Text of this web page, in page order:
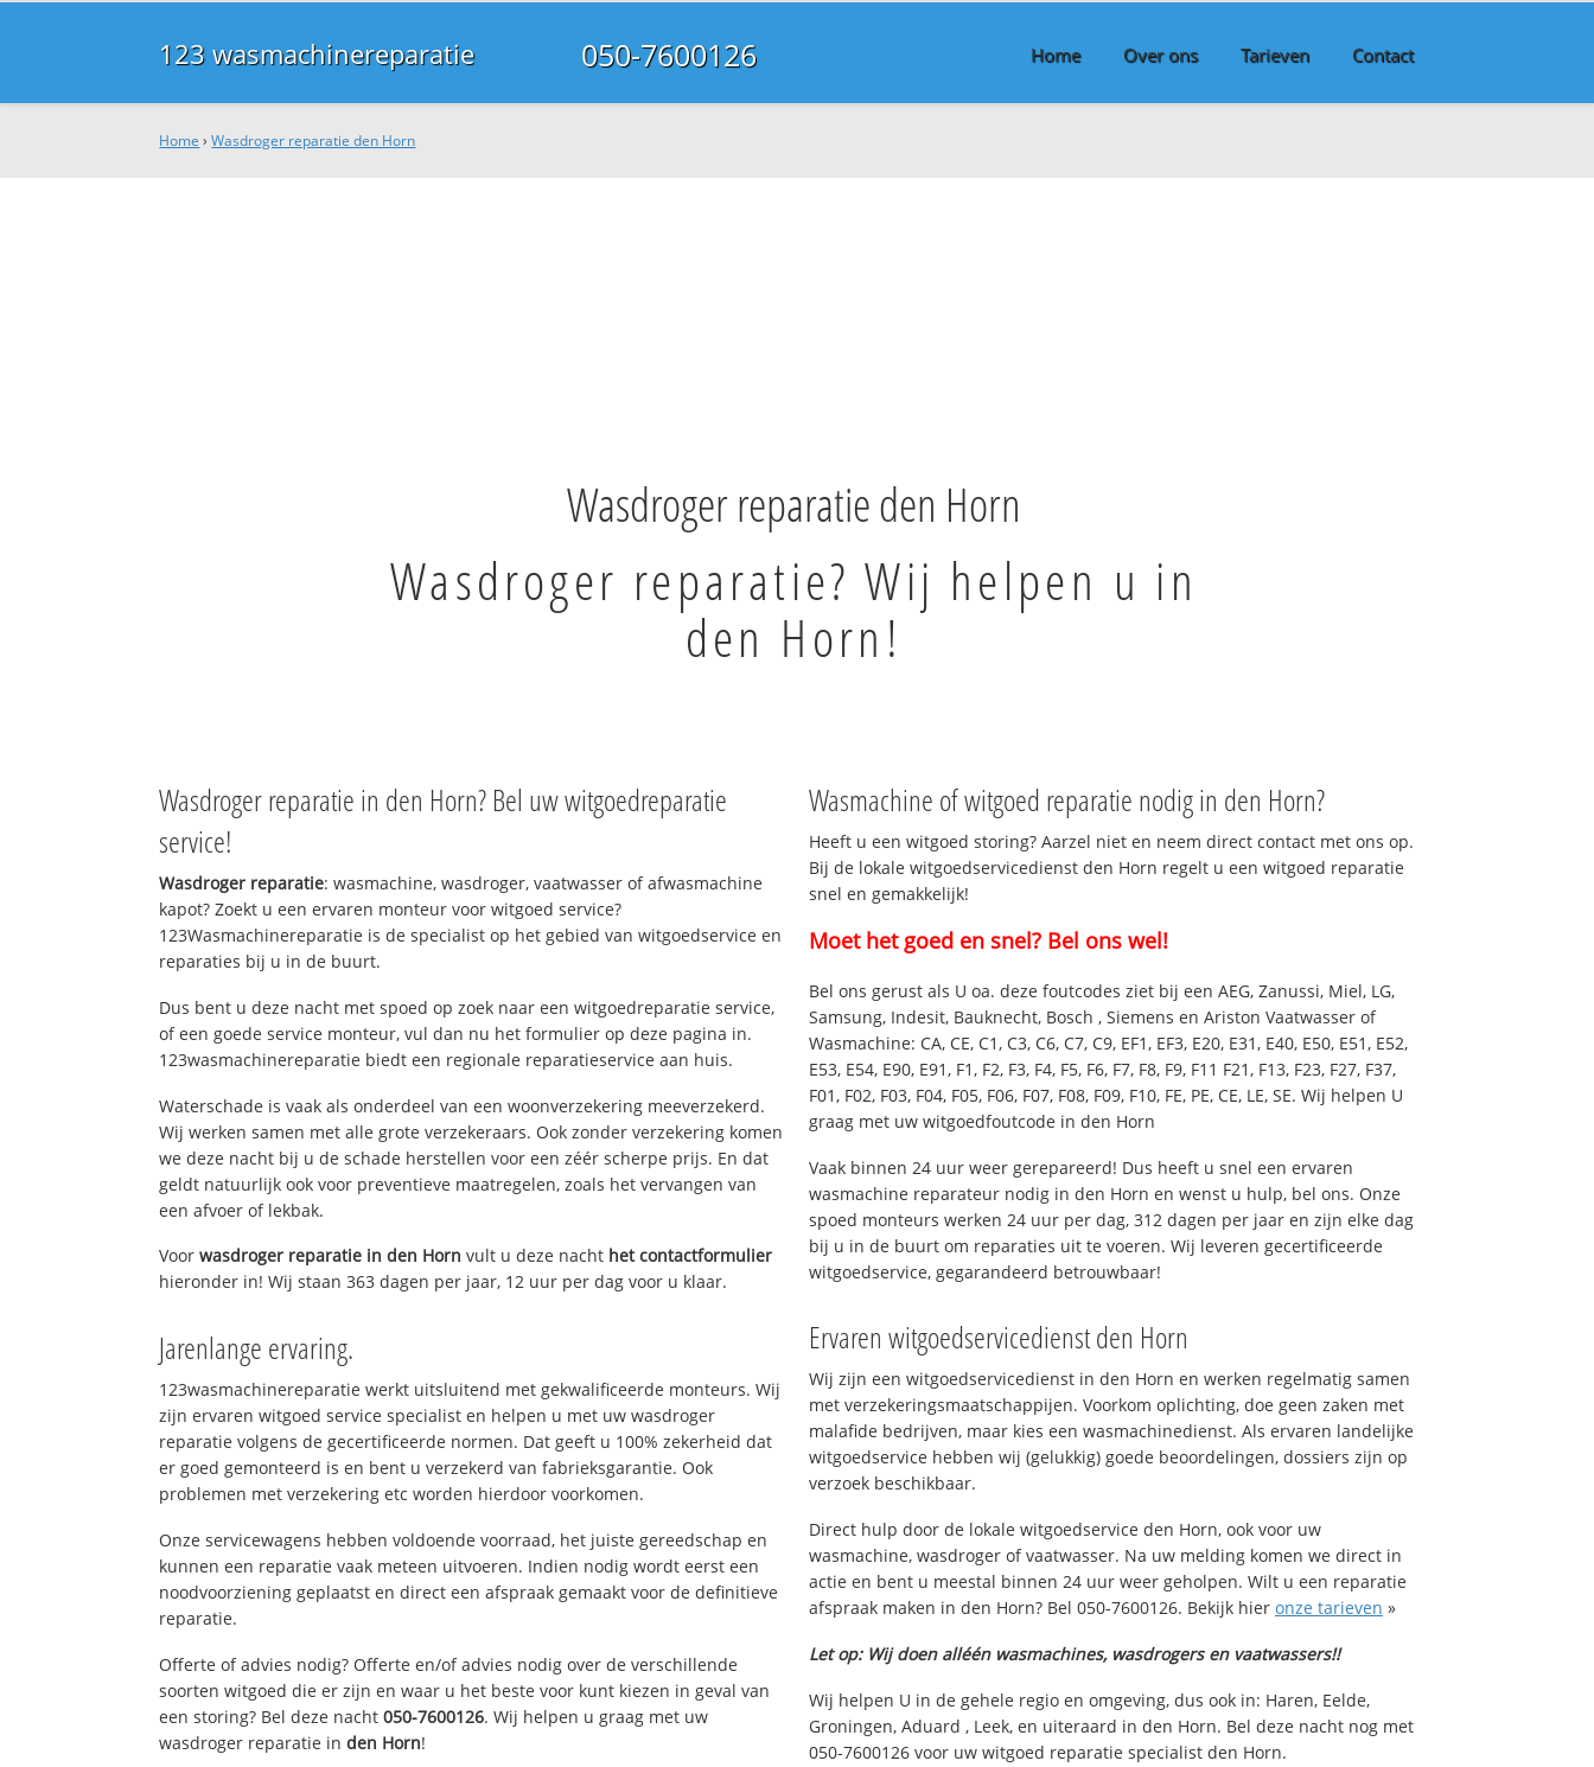
123 wasmachinereparatie 050-7600126 Home Over ons Tarieven Contact
Home ›Wasdroger reparatie den Horn
Wasdroger reparatie den Horn
Wasdroger reparatie? Wij helpen u in
den Horn!
Wasdroger reparatie in den Horn? Bel uw witgoedreparatie
service!
Wasdroger reparatie: wasmachine, wasdroger, vaatwasser of afwasmachine
kapot? Zoekt u een ervaren monteur voor witgoed service?
123Wasmachinereparatie is de specialist op het gebied van witgoedservice en
reparaties bij u in de buurt.
Dus bent u deze nacht met spoed op zoek naar een witgoedreparatie service,
of een goede service monteur, vul dan nu het formulier op deze pagina in.
123wasmachinereparatie biedt een regionale reparatieservice aan huis.
Waterschade is vaak als onderdeel van een woonverzekering meeverzekerd.
Wij werken samen met alle grote verzekeraars. Ook zonder verzekering komen
we deze nacht bij u de schade herstellen voor een zéér scherpe prijs. En dat
geldt natuurlijk ook voor preventieve maatregelen, zoals het vervangen van
een afvoer of lekbak.
Voorwasdroger reparatie in den Horn vult u deze nacht het contactformulier
hieronder in! Wij staan 363 dagen per jaar, 12 uur per dag voor u klaar.
Jarenlange ervaring.
123wasmachinereparatie werkt uitsluitend met gekwalificeerde monteurs. Wij
zijn ervaren witgoed service specialist en helpen u met uw wasdroger
reparatie volgens de gecertificeerde normen. Dat geeft u 100% zekerheid dat
er goed gemonteerd is en bent u verzekerd van fabrieksgarantie. Ook
problemen met verzekering etc worden hierdoor voorkomen.
Onze servicewagens hebben voldoende voorraad, het juiste gereedschap en
kunnen een reparatie vaak meteen uitvoeren. Indien nodig wordt eerst een
noodvoorziening geplaatst en direct een afspraak gemaakt voor de definitieve
reparatie.
Offerte of advies nodig? Offerte en/of advies nodig over de verschillende
soorten witgoed die er zijn en waar u het beste voor kunt kiezen in geval van
een storing? Bel deze nacht050-7600126. Wij helpen u graag met uw
wasdroger reparatie inden Horn!
Wasmachine of witgoed reparatie nodig in den Horn?
Heeft u een witgoed storing? Aarzel niet en neem direct contact met ons op.
Bij de lokale witgoedservicedienst den Horn regelt u een witgoed reparatie
snel en gemakkelijk!
Moet het goed en snel? Bel ons wel!
Bel ons gerust als U oa. deze foutcodes ziet bij een AEG, Zanussi, Miel, LG,
Samsung, Indesit, Bauknecht, Bosch , Siemens en Ariston Vaatwasser of
Wasmachine: CA, CE, C1, C3, C6, C7, C9, EF1, EF3, E20, E31, E40, E50, E51, E52,
E53, E54, E90, E91, F1, F2, F3, F4, F5, F6, F7, F8, F9, F11 F21, F13, F23, F27, F37,
F01, F02, F03, F04, F05, F06, F07, F08, F09, F10, FE, PE, CE, LE, SE. Wij helpen U
graag met uw witgoedfoutcode in den Horn
Vaak binnen 24 uur weer gerepareerd! Dus heeft u snel een ervaren
wasmachine reparateur nodig in den Horn en wenst u hulp, bel ons. Onze
spoed monteurs werken 24 uur per dag, 312 dagen per jaar en zijn elke dag
bij u in de buurt om reparaties uit te voeren. Wij leveren gecertificeerde
witgoedservice, gegarandeerd betrouwbaar!
Ervaren witgoedservicedienst den Horn
Wij zijn een witgoedservicedienst in den Horn en werken regelmatig samen
met verzekeringsmaatschappijen. Voorkom oplichting, doe geen zaken met
malafide bedrijven, maar kies een wasmachinedienst. Als ervaren landelijke
witgoedservice hebben wij (gelukkig) goede beoordelingen, dossiers zijn op
verzoek beschikbaar.
Direct hulp door de lokale witgoedservice den Horn, ook voor uw
wasmachine, wasdroger of vaatwasser. Na uw melding komen we direct in
actie en bent u meestal binnen 24 uur weer geholpen. Wilt u een reparatie
afspraak maken in den Horn? Bel 050-7600126. Bekijk hier onze tarieven »
Let op: Wij doen alléén wasmachines, wasdrogers en vaatwassers!!
Wij helpen U in de gehele regio en omgeving, dus ook in: Haren, Eelde,
Groningen, Aduard , Leek, en uiteraard in den Horn. Bel deze nacht nog met
050-7600126 voor uw witgoed reparatie specialist den Horn.